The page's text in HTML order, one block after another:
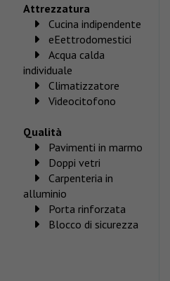
Attrezzatura
Cucina indipendente
eEettrodomestici
Acqua calda
individuale
Climatizzatore
Videocitofono
Qualità
Pavimenti in marmo
Doppi vetri
Carpenteria in
alluminio
Porta rinforzata
Blocco di sicurezza